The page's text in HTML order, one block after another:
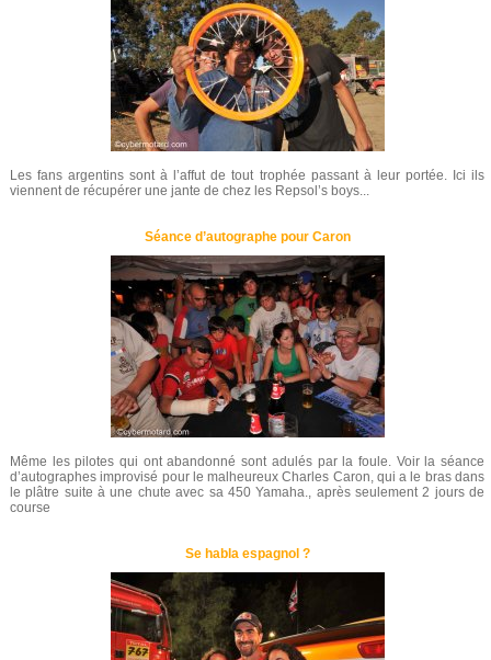
Les fans argentins sont à l’affut de tout trophée passant à leur portée. Ici ils
viennent de récupérer une jante de chez les Repsol’s boys...
Séance d’autographe pour Caron
Même les pilotes qui ont abandonné sont adulés par la foule. Voir la séance
d’autographes improvisé pour le malheureux Charles Caron, qui a le bras dans
le plâtre suite à une chute avec sa 450 Yamaha., après seulement 2 jours de
course
Se habla espagnol ?